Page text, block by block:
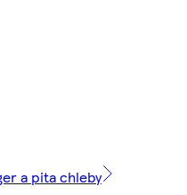
a pita chleby